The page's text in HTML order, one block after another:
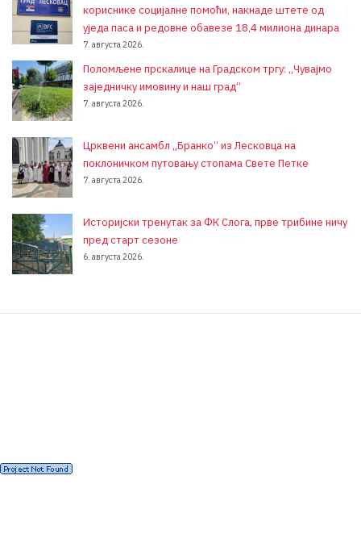
кориснике социјалне помоћи, накнаде штете од
уједа паса и редовне обавезе 18,4 милиона динара
7. августа 2026.
Поломљене прскалице на Градском тргу: „Чувајмо
заједничку имовину и наш град“
7. августа 2026.
Црквени ансамбл „Бранко“ из Лесковца на
поклоничком путовању стопама Свете Петке
7. августа 2026.
Историјски тренутак за ФК Слога, прве трибине ничу
пред старт сезоне
6. августа 2026.